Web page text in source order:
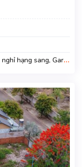
hạng sang, Gara